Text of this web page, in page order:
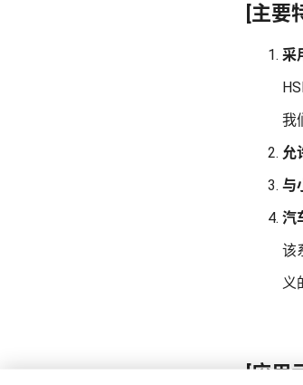
[主要
采
我
允
与
汽
该
义
[应用